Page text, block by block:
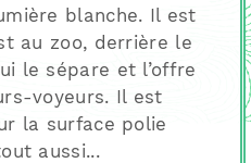
blanche. Il est
au zoo, derrière le
le sépare et l’offre
voyeurs. Il est
la surface polie
aussi...